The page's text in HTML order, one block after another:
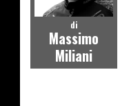
di
Massimo
Miliani